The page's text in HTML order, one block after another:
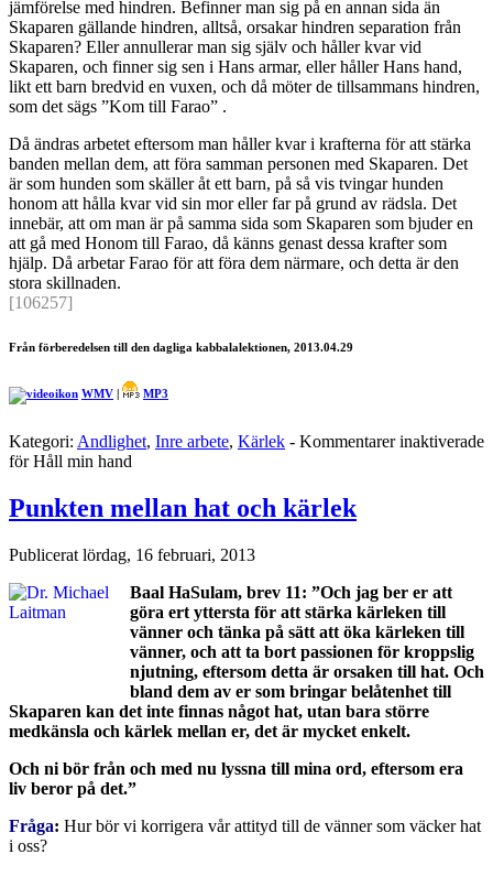
jämförelse med hindren. Befinner man sig på en annan sida än
Skaparen gällande hindren, alltså, orsakar hindren separation från
Skaparen? Eller annullerar man sig själv och håller kvar vid
Skaparen, och finner sig sen i Hans armar, eller håller Hans hand,
likt ett barn bredvid en vuxen, och då möter de tillsammans hindren,
som det sägs ”Kom till Farao” .
Då ändras arbetet eftersom man håller kvar i krafterna för att stärka
banden mellan dem, att föra samman personen med Skaparen. Det
är som hunden som skäller åt ett barn, på så vis tvingar hunden
honom att hålla kvar vid sin mor eller far på grund av rädsla. Det
innebär, att om man är på samma sida som Skaparen som bjuder en
att gå med Honom till Farao, då känns genast dessa krafter som
hjälp. Då arbetar Farao för att föra dem närmare, och detta är den
stora skillnaden.
[106257]
Från förberedelsen till den dagliga kabbalalektionen, 2013.04.29
WMV | MP3
Kategori: Andlighet, Inre arbete, Kärlek - Kommentarer inaktiverade
för Håll min hand
Punkten mellan hat och kärlek
Publicerat lördag, 16 februari, 2013
Baal HaSulam, brev 11: ”Och jag ber er att
göra ert yttersta för att stärka kärleken till
vänner och tänka på sätt att öka kärleken till
vänner, och att ta bort passionen för kroppslig
njutning, eftersom detta är orsaken till hat. Och
bland dem av er som bringar belåtenhet till
Skaparen kan det inte finnas något hat, utan bara större
medkänsla och kärlek mellan er, det är mycket enkelt.
Och ni bör från och med nu lyssna till mina ord, eftersom era
liv beror på det.”
Fråga: Hur bör vi korrigera vår attityd till de vänner som väcker hat
i oss?